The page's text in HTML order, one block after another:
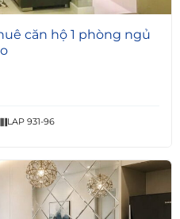
căn hộ 1 phòng ngủ
LAP 931-96